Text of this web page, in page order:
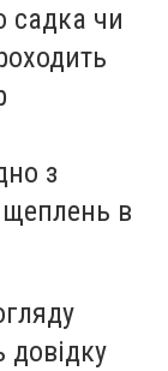
садка чи
з
в
довідку